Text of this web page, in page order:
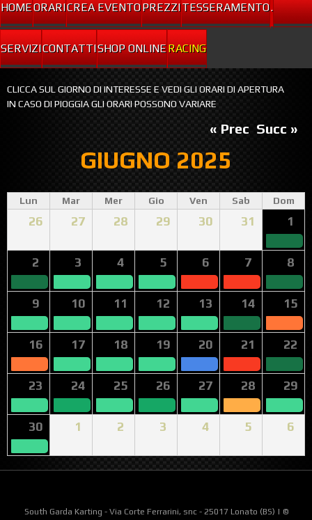
HOMEORARICREA EVENTOPREZZITESSERAMENTO.
SERVIZICONTATTISHOP ONLINERACING
CLICCA SUL GIORNO DI INTERESSE E VEDI GLI ORARI DI APERTURA
IN CASO DI PIOGGIA GLI ORARI POSSONO VARIARE
GIUGNO 2025
« Prec Succ »
Lun Mar Mer Gio Ven Sab Dom
26 27 28 29 30 31 1
2 3 4 5 6 7 8
9 10 11 12 13 14 15
16 17 18 19 20 21 22
23 24 25 26 27 28 29
30 1 2 3 4 5 6
South Garda Karting - Via Corte Ferrarini, snc - 25017 Lonato (BS) | ©